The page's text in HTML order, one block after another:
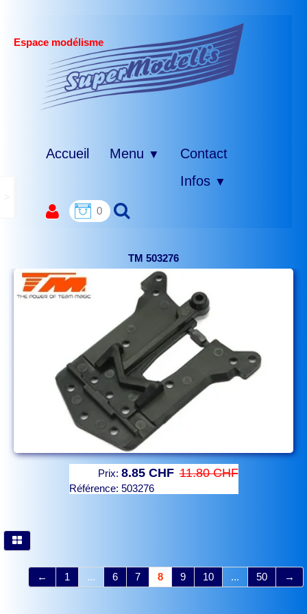
Espace modélisme
Accueil Menu ▼
Contact
Infos ▼
0
TM 503276
Prix: 8.85 CHF 11.80 CHF
Référence: 503276
← 1 ... 6 7 8 9 10 ... 50 →